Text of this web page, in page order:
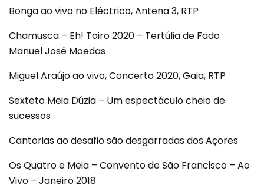
Bonga ao vivo no Eléctrico, Antena 3, RTP
Chamusca – Eh! Toiro 2020 – Tertúlia de Fado
Manuel José Moedas
Miguel Araújo ao vivo, Concerto 2020, Gaia, RTP
Sexteto Meia Dúzia – Um espectáculo cheio de
sucessos
Cantorias ao desafio são desgarradas dos Açores
Os Quatro e Meia – Convento de São Francisco – Ao
Vivo – Janeiro 2018